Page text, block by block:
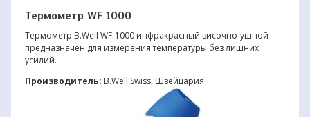
Термометр WF 1000
Термометр B.Well WF-1000 инфракрасный височно-ушной
предназначен для измерения температуры без лишних
усилий.
Производитель: B.Well Swiss, Швейцария